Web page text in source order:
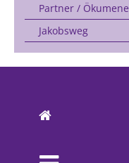
Partner / Ökumene
Jakobsweg